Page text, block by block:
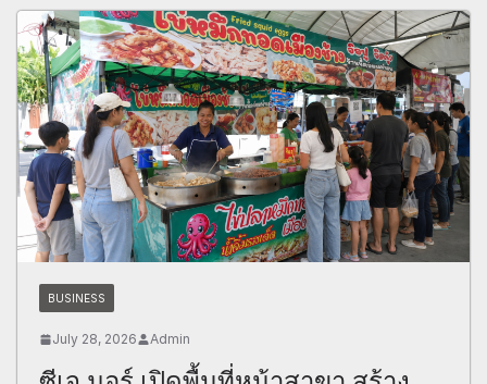
BUSINESS
July 28, 2026 Admin